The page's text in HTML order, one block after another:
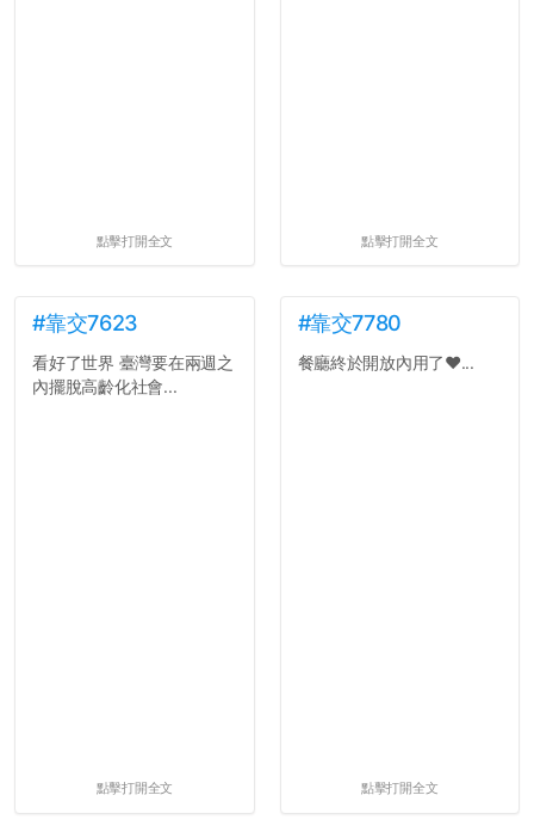
點擊打開全文 點擊打開全文
#靠交7623
看好了世界 臺灣要在兩週之
內擺脫高齡化社會...
點擊打開全文
#靠交7780
餐廳終於開放內用了❤️...
點擊打開全文